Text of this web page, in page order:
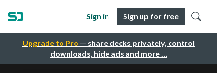
Upgrade to Pro — share decks privately, control
downloads, hide ads and more …
Sign in Sign up for free